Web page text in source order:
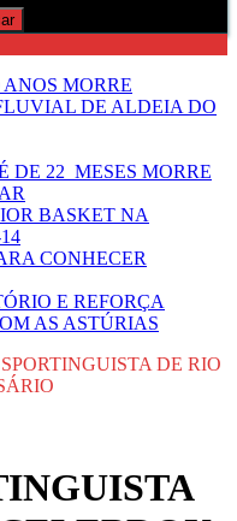
MORRE
DE ALDEIA DO
DE 22 MESES MORRE
BASKET NA
CONHECER
E REFORÇA
AS ASTÚRIAS
DE RIO